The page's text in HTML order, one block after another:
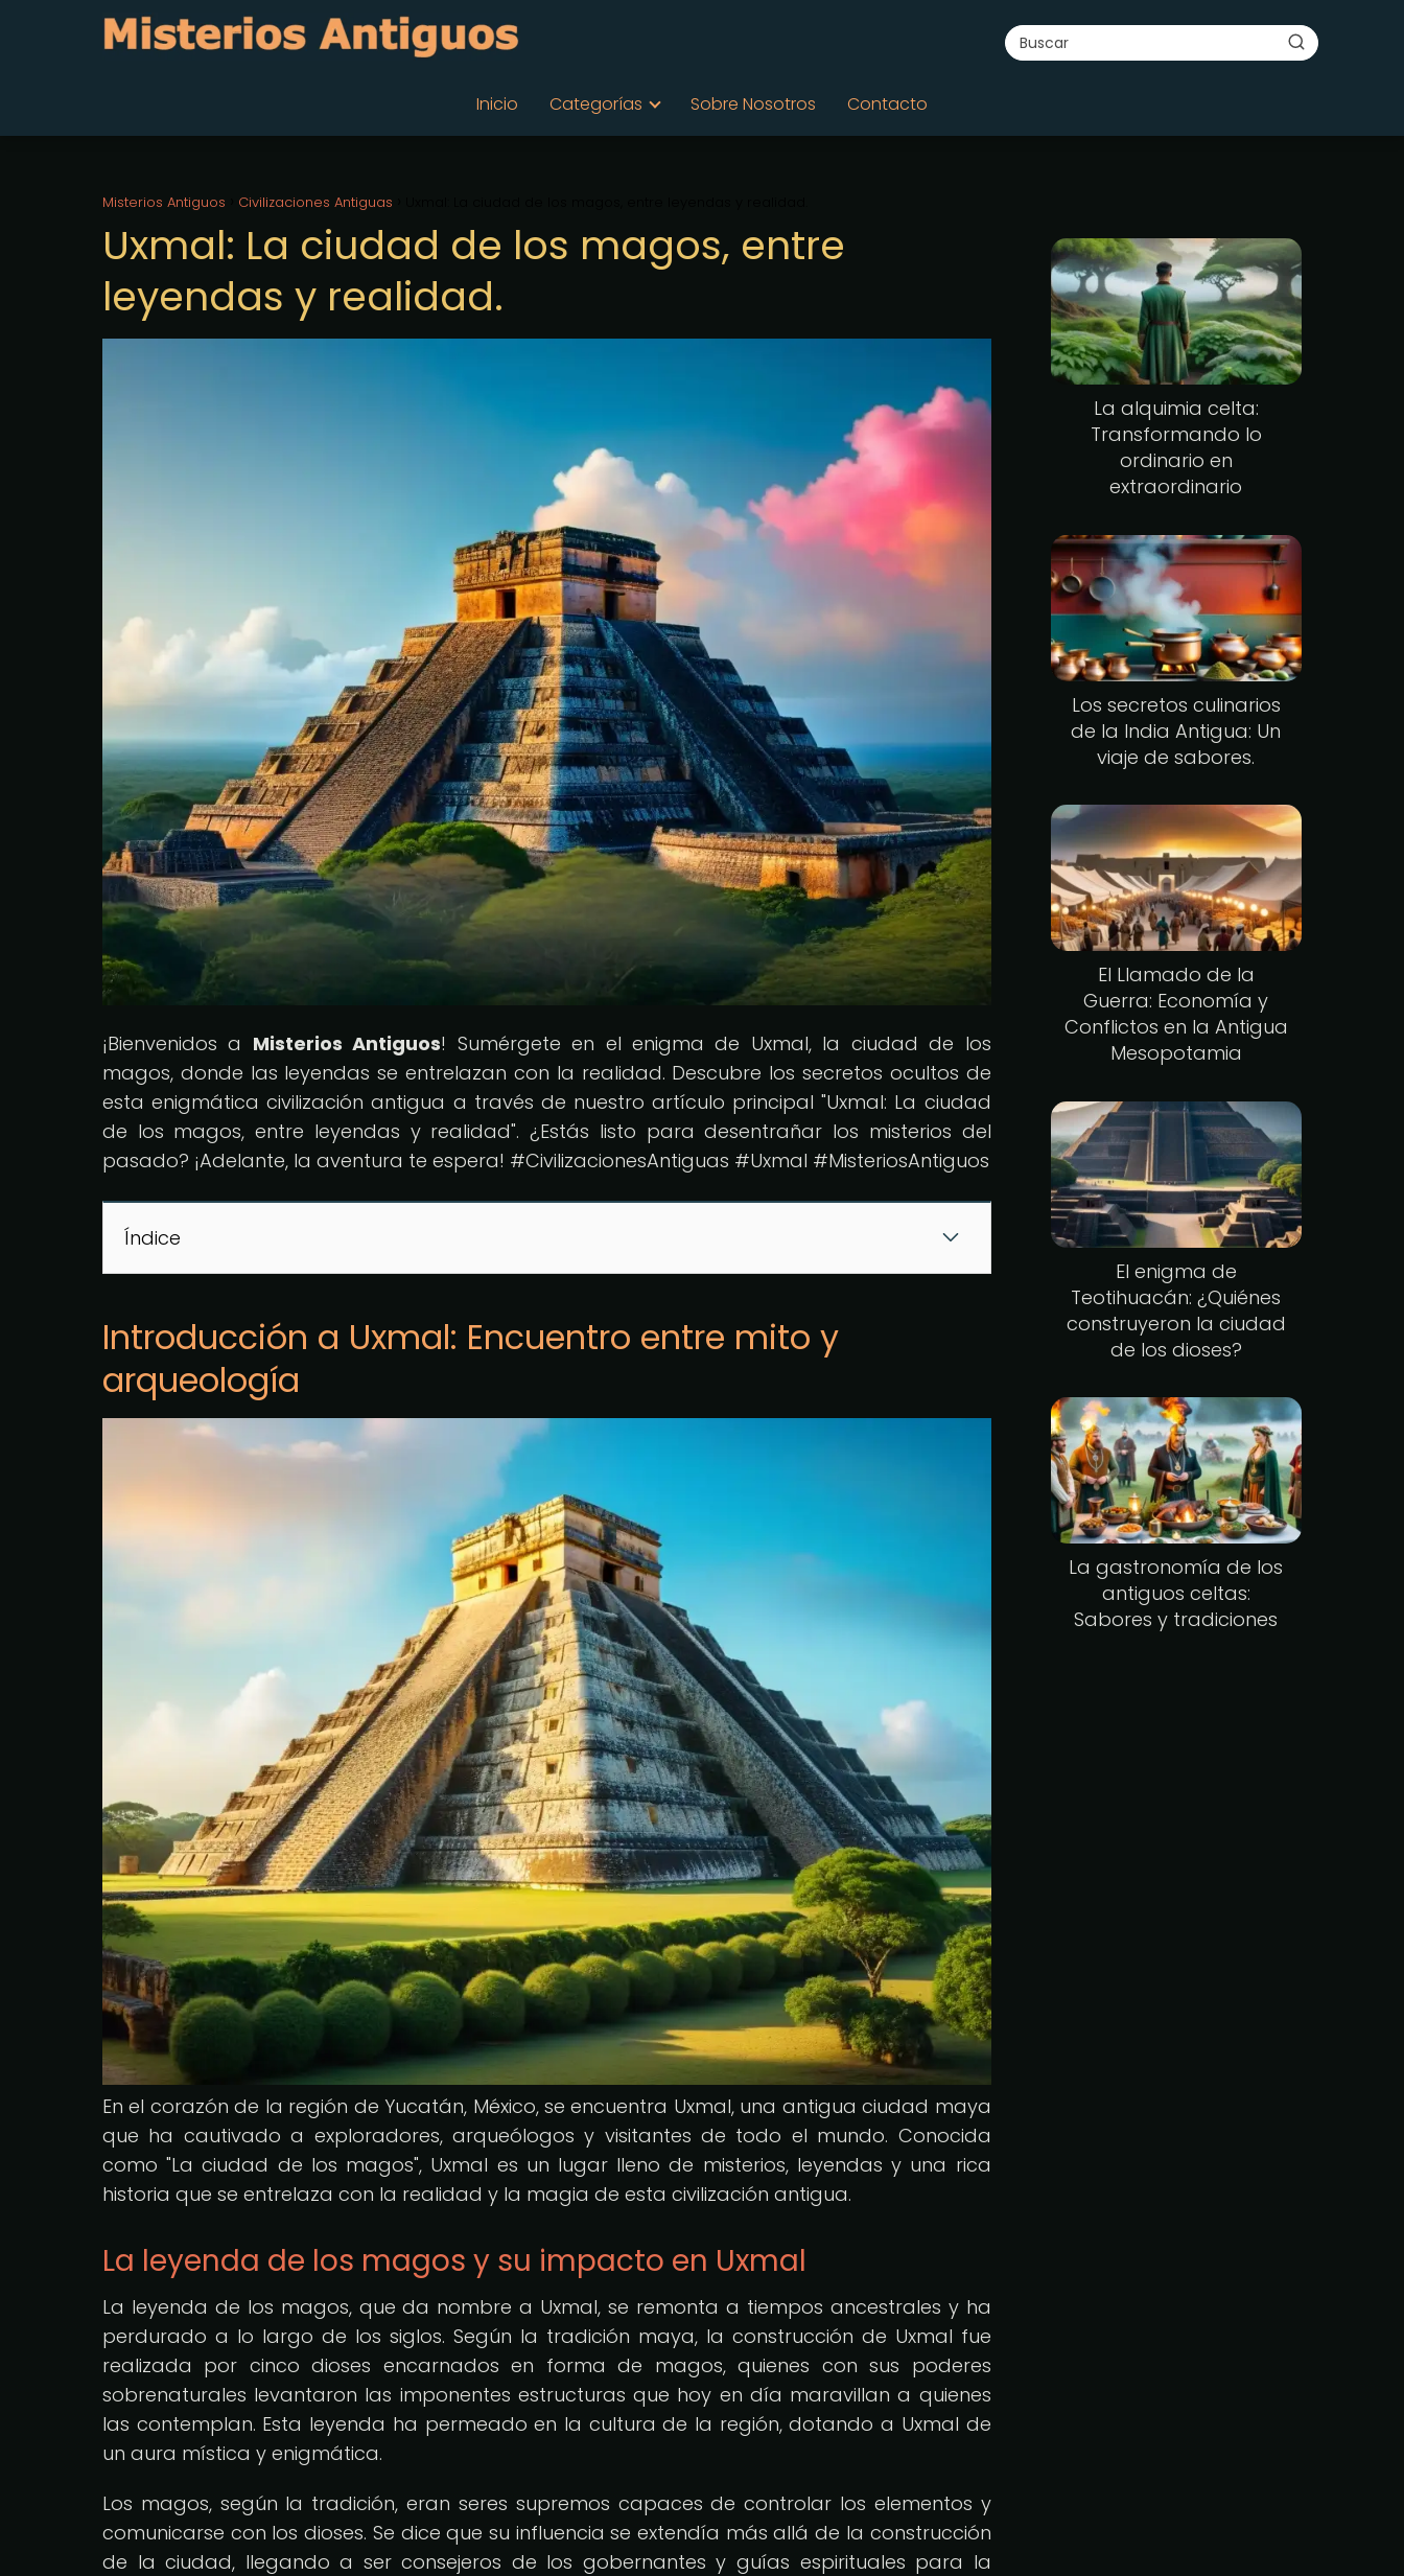
Inicio Categorías Sobre Nosotros Contacto
Misterios Antiguos Civilizaciones Antiguas
Uxmal: La ciudad de los magos, entre
leyendas y realidad.
¡Bienvenidos a Misterios Antiguos! Sumérgete en el enigma de Uxmal, la ciudad de los
magos, donde las leyendas se entrelazan con la realidad. Descubre los secretos ocultos de
esta enigmática civilización antigua a través de nuestro artículo principal "Uxmal: La ciudad
de los magos, entre leyendas y realidad". ¿Estás listo para desentrañar los misterios del
pasado? ¡Adelante, la aventura te espera! #CivilizacionesAntiguas #Uxmal #MisteriosAntiguos
Índice
Introducción a Uxmal: Encuentro entre mito y
arqueología
En el corazón de la región de Yucatán, México, se encuentra Uxmal, una antigua ciudad maya
que ha cautivado a exploradores, arqueólogos y visitantes de todo el mundo. Conocida
como "La ciudad de los magos", Uxmal es un lugar lleno de misterios, leyendas y una rica
historia que se entrelaza con la realidad y la magia de esta civilización antigua.
La leyenda de los magos y su impacto en Uxmal
La leyenda de los magos, que da nombre a Uxmal, se remonta a tiempos ancestrales y ha
perdurado a lo largo de los siglos. Según la tradición maya, la construcción de Uxmal fue
realizada por cinco dioses encarnados en forma de magos, quienes con sus poderes
sobrenaturales levantaron las imponentes estructuras que hoy en día maravillan a quienes
las contemplan. Esta leyenda ha permeado en la cultura de la región, dotando a Uxmal de
un aura mística y enigmática.
Los magos, según la tradición, eran seres supremos capaces de controlar los elementos y
comunicarse con los dioses. Se dice que su influencia se extendía más allá de la construcción
de la ciudad, llegando a ser consejeros de los gobernantes y guías espirituales para la
La alquimia celta:
Transformando lo
ordinario en
extraordinario
Los secretos culinarios
de la India Antigua: Un
viaje de sabores.
El Llamado de la
Guerra: Economía y
Conflictos en la Antigua
Mesopotamia
El enigma de
Teotihuacán: ¿Quiénes
construyeron la ciudad
de los dioses?
La gastronomía de los
antiguos celtas:
Sabores y tradiciones